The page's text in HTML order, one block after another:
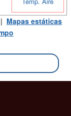
| Mapas estáticas